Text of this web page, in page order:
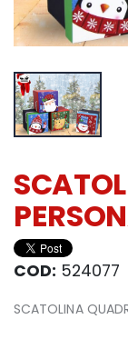
COD: 524077
SCATOLINA